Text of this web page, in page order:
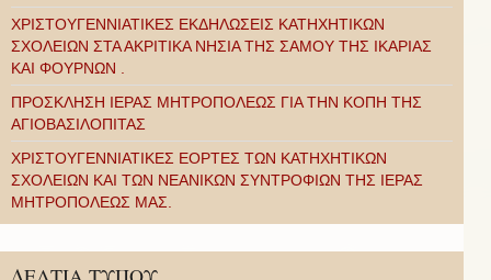
ΧΡΙΣΤΟΥΓΕΝΝΙΑΤΙΚΕΣ ΕΚΔΗΛΩΣΕΙΣ ΚΑΤΗΧΗΤΙΚΩΝ
ΣΧΟΛΕΙΩΝ ΣΤΑ ΑΚΡΙΤΙΚΑ ΝΗΣΙΑ ΤΗΣ ΣΑΜΟΥ ΤΗΣ ΙΚΑΡΙΑΣ
ΚΑΙ ΦΟΥΡΝΩΝ .
ΠΡΟΣΚΛΗΣΗ ΙΕΡΑΣ ΜΗΤΡΟΠΟΛΕΩΣ ΓΙΑ ΤΗΝ ΚΟΠΗ ΤΗΣ
ΑΓΙΟΒΑΣΙΛΟΠΙΤΑΣ
ΧΡΙΣΤΟΥΓΕΝΝΙΑΤΙΚΕΣ ΕΟΡΤΕΣ ΤΩΝ ΚΑΤΗΧΗΤΙΚΩΝ
ΣΧΟΛΕΙΩΝ ΚΑΙ ΤΩΝ ΝΕΑΝΙΚΩΝ ΣΥΝΤΡΟΦΙΩΝ ΤΗΣ ΙΕΡΑΣ
ΜΗΤΡΟΠΟΛΕΩΣ ΜΑΣ.